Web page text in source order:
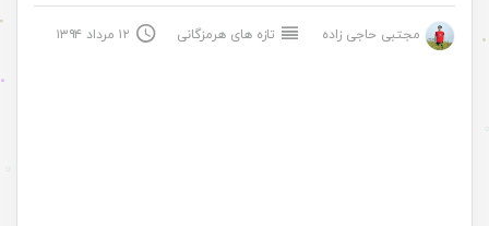
مجتبی حاجی زاده تازه های هرمزگانی ۱۲ مرداد ۱۳۹۴